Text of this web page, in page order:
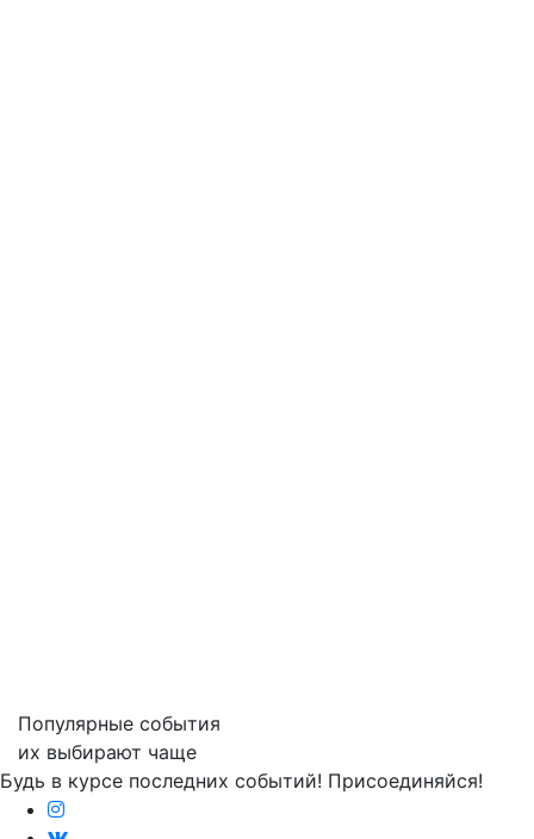
Популярные события
их выбирают чаще
Будь в курсе последних событий! Присоединяйся!